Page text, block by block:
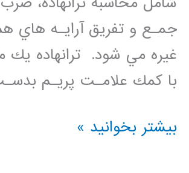
جمـع و تفريق آرايـه هاي
غيره مي شود. ترانهاده يك
با كمك علامـت پريـم
عمليات
بیشتر بخوانید »